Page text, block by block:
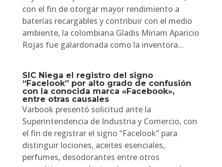
con el fin de otorgar mayor rendimiento a
baterías recargables y contribuir con el medio
ambiente, la colombiana Gladis Miriam Aparicio
Rojas fue galardonada como la inventora...
SIC Niega el registro del signo
“Facelook” por alto grado de confusión
con la conocida marca «Facebook»,
entre otras causales
Varbook presentó solicitud ante la
Superintendencia de Industria y Comercio, con
el fin de registrar el signo “Facelook” para
distinguir lociones, aceites esenciales,
perfumes, desodorantes entre otros